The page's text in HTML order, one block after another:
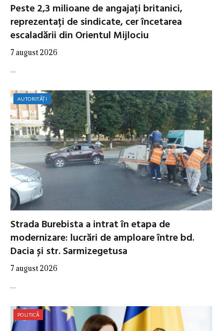
Peste 2,3 milioane de angajați britanici,
reprezentați de sindicate, cer încetarea
escaladării din Orientul Mijlociu
7 august 2026
…
AUTORITĂȚI
Strada Burebista a intrat în etapa de
modernizare: lucrări de amploare între bd.
Dacia și str. Sarmizegetusa
7 august 2026
…
POLITICĂ